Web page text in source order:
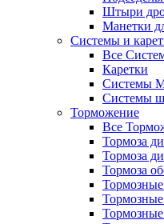
Штыри
Манетки
Системы и
Все
Каретки
Системы
Системы
Торможение
Все
Тормоза
Тормоза
Тормоза